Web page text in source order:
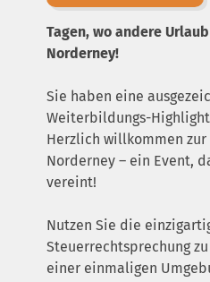
Tagen, wo andere
Norderney!
Sie haben eine
Weiterbildungs-
Herzlich willkommen
Norderney – ein Event,
vereint!
Nutzen Sie die
Steuerrechtsprechung
einer einmaligen